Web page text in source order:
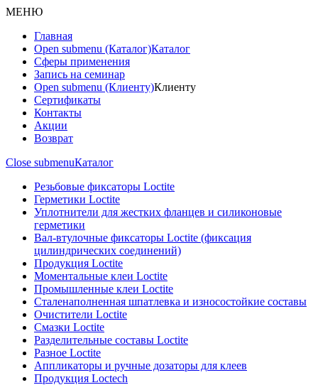
МЕНЮ
Главная
Open submenu (Каталог)Каталог
Сферы применения
Запись на семинар
Open submenu (Клиенту)Клиенту
Сертификаты
Контакты
Акции
Возврат
Close submenuКаталог
Резьбовые фиксаторы Loctite
Герметики Loctite
Уплотнители для жестких фланцев и силиконовые
герметики
Вал-втулочные фиксаторы Loctite (фиксация
цилиндрических соединений)
Продукция Loctite
Моментальные клеи Loctite
Промышленные клеи Loctite
Сталенаполненная шпатлевка и износостойкие составы
Очистители Loctite
Смазки Loctite
Разделительные составы Loctite
Разное Loctite
Аппликаторы и ручные дозаторы для клеев
Продукция Loctech